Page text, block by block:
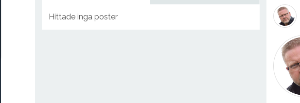
Hittade inga poster